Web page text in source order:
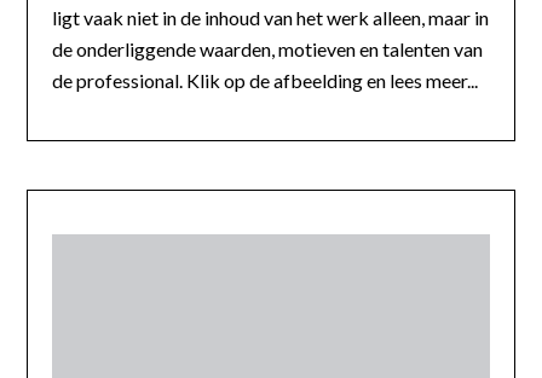
ligt vaak niet in de inhoud van het werk alleen, maar in
de onderliggende waarden, motieven en talenten van
de professional. Klik op de afbeelding en lees meer...